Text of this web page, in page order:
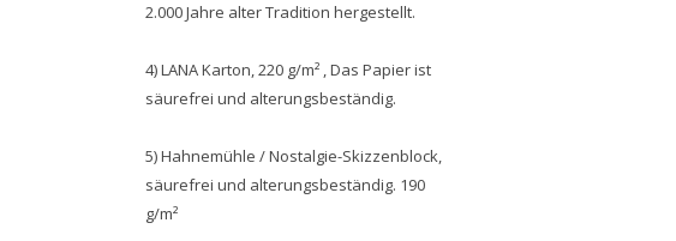
2.000 Jahre alter Tradition hergestellt.
4) LANA Karton, 220 g/m² , Das Papier ist
säurefrei und alterungsbeständig.
5) Hahnemühle / Nostalgie-Skizzenblock,
säurefrei und alterungsbeständig. 190
g/m²